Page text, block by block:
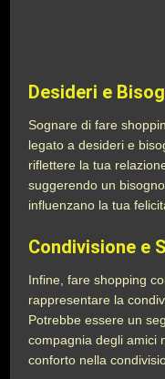
Desideri e
Sognare di fare
legato a desideri e
riflettere la tua
suggerendo un
influenzano la tua
Condivisione e
Infine, fare shopping
rappresentare la
Potrebbe essere un
compagnia degli amici
conforto nella